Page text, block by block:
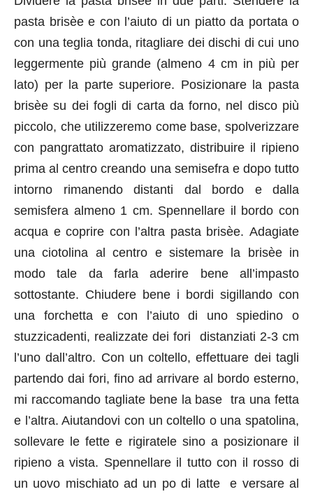
pasta brisèe e con l’aiuto di un piatto da portata o
con una teglia tonda, ritagliare dei dischi di cui uno
leggermente più grande (almeno 4 cm in più per
lato) per la parte superiore. Posizionare la pasta
brisèe su dei fogli di carta da forno, nel disco più
piccolo, che utilizzeremo come base, spolverizzare
con pangrattato aromatizzato, distribuire il ripieno
prima al centro creando una semisefra e dopo tutto
intorno rimanendo distanti dal bordo e dalla
semisfera almeno 1 cm. Spennellare il bordo con
acqua e coprire con l’altra pasta brisèe. Adagiate
una ciotolina al centro e sistemare la brisèe in
modo tale da farla aderire bene all’impasto
sottostante. Chiudere bene i bordi sigillando con
una forchetta e con l’aiuto di uno spiedino o
stuzzicadenti, realizzate dei fori distanziati 2-3 cm
l’uno dall’altro. Con un coltello, effettuare dei tagli
partendo dai fori, fino ad arrivare al bordo esterno,
mi raccomando tagliate bene la base tra una fetta
e l’altra. Aiutandovi con un coltello o una spatolina,
sollevare le fette e rigiratele sino a posizionare il
ripieno a vista. Spennellare il tutto con il rosso di
un uovo mischiato ad un po di latte e versare al